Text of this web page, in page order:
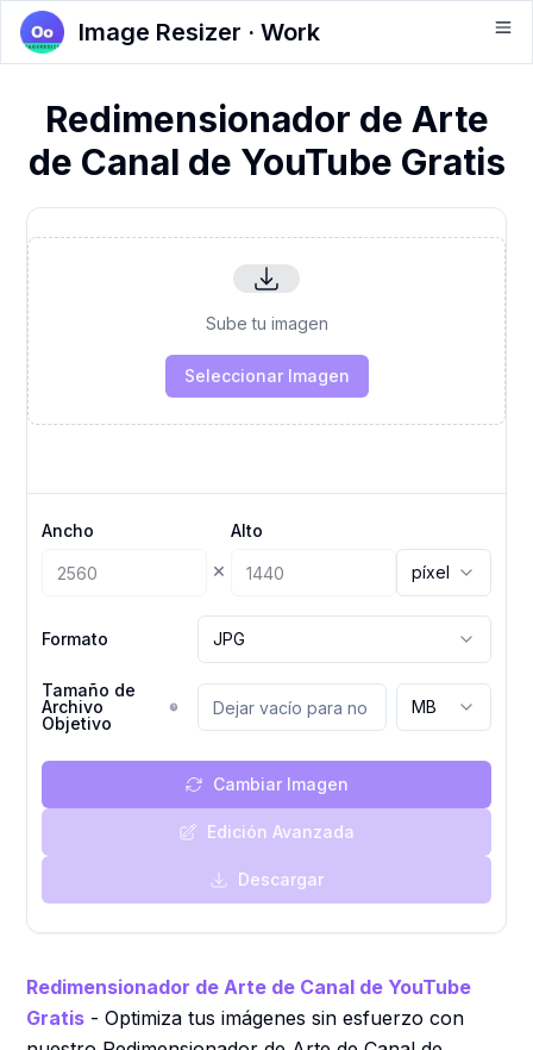
Image Resizer · Work
Redimensionador de Arte
de Canal de YouTube Gratis
Sube tu imagen
Seleccionar Imagen
Ancho
×
Alto
píxel
Formato JPG
Tamaño de
Archivo
Objetivo
MB
Cambiar Imagen
Edición Avanzada
Descargar
Redimensionador de Arte de Canal de YouTube
Gratis - Optimiza tus imágenes sin esfuerzo con